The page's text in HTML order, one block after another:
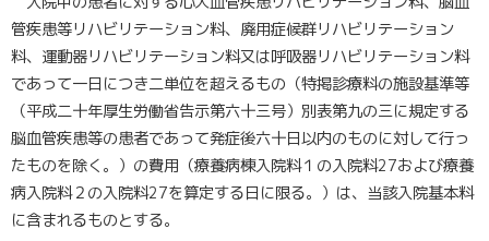
管疾患等リハビリテーション料、廃用症候群リハビリテーション
料、運動器リハビリテーション料又は呼吸器リハビリテーション料
であって一日につき二単位を超えるもの（特掲診療料の施設基準等
（平成二十年厚生労働省告示第六十三号）別表第九の三に規定する
脳血管疾患等の患者であって発症後六十日以内のものに対して行っ
たものを除く。）の費用（療養病棟入院料１の入院料27および療養
病入院料２の入院料27を算定する日に限る。）は、当該入院基本料
に含まれるものとする。